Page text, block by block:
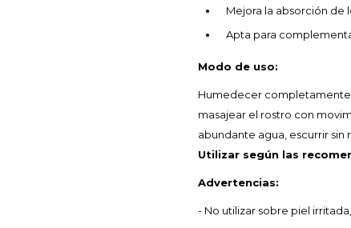
Mejora la absorción de
Apta para
Modo de uso:
Humedecer completamente
masajear el rostro con
abundante agua, escurrir sin
Utilizar según las
Advertencias:
- No utilizar sobre piel